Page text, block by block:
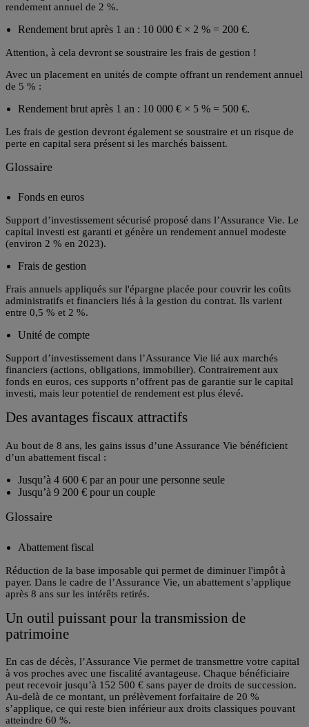
rendement annuel de 2 %.
Rendement brut après 1 an : 10 000 € × 2 % = 200 €.
Attention, à cela devront se soustraire les frais de gestion !
Avec un placement en unités de compte offrant un rendement annuel
de 5 % :
Rendement brut après 1 an : 10 000 € × 5 % = 500 €.
Les frais de gestion devront également se soustraire et un risque de
perte en capital sera présent si les marchés baissent.
Glossaire
Fonds en euros
Support d’investissement sécurisé proposé dans l’Assurance Vie. Le
capital investi est garanti et génère un rendement annuel modeste
(environ 2 % en 2023).
Frais de gestion
Frais annuels appliqués sur l'épargne placée pour couvrir les coûts
administratifs et financiers liés à la gestion du contrat. Ils varient
entre 0,5 % et 2 %.
Unité de compte
Support d’investissement dans l’Assurance Vie lié aux marchés
financiers (actions, obligations, immobilier). Contrairement aux
fonds en euros, ces supports n’offrent pas de garantie sur le capital
investi, mais leur potentiel de rendement est plus élevé.
Des avantages fiscaux attractifs
Au bout de 8 ans, les gains issus d’une Assurance Vie bénéficient
d’un abattement fiscal :
Jusqu’à 4 600 € par an pour une personne seule
Jusqu’à 9 200 € pour un couple
Glossaire
Abattement fiscal
Réduction de la base imposable qui permet de diminuer l'impôt à
payer. Dans le cadre de l’Assurance Vie, un abattement s’applique
après 8 ans sur les intérêts retirés.
Un outil puissant pour la transmission de
patrimoine
En cas de décès, l’Assurance Vie permet de transmettre votre capital
à vos proches avec une fiscalité avantageuse. Chaque bénéficiaire
peut recevoir jusqu’à 152 500 € sans payer de droits de succession.
Au-delà de ce montant, un prélèvement forfaitaire de 20 %
s’applique, ce qui reste bien inférieur aux droits classiques pouvant
atteindre 60 %.